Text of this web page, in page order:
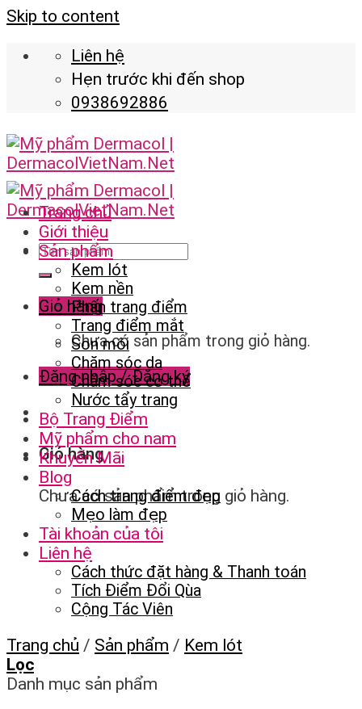
Skip to content
Liên hệ
Hẹn trước khi đến shop
0938692886
Giỏ hàng
Chưa có sản phẩm trong giỏ hàng.
Đăng nhập / Đăng ký
Giỏ hàng
Chưa có sản phẩm trong giỏ hàng.
Trang chủ
Giới thiệu
Sản phẩm
Kem lót
Kem nền
Phấn trang điểm
Trang điểm mắt
Son môi
Chăm sóc da
Chăm sóc cơ thể
Nước tẩy trang
Bộ Trang Điểm
Mỹ phẩm cho nam
Khuyến Mãi
Blog
Cách trang điểm đẹp
Mẹo làm đẹp
Tài khoản của tôi
Liên hệ
Cách thức đặt hàng & Thanh toán
Tích Điểm Đổi Qùa
Cộng Tác Viên
Trang chủ / Sản phẩm / Kem lót
Lọc
Danh mục sản phẩm